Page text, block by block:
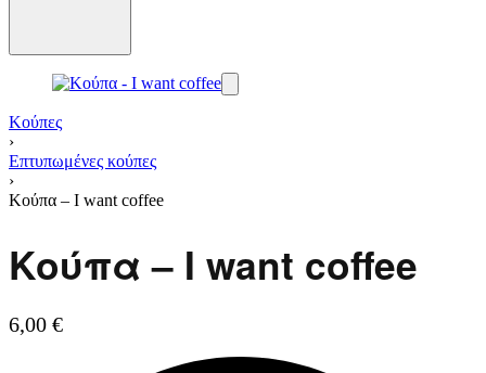
Κούπες
›
Επτυπωμένες κούπες
›
Κούπα – I want coffee
Κούπα – I want coffee
6,00 €